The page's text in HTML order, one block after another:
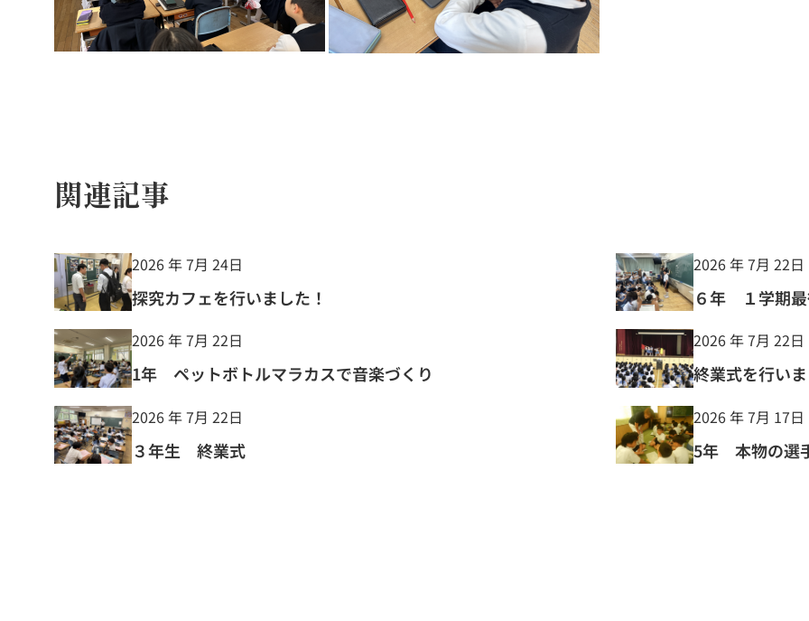
関連記事
2026 年 7月 24日
探究カフェを行いました！
2026 年 7月 22日
６年 １学期最
2026 年 7月 22日
1年 ペットボトルマラカスで音楽づくり
2026 年 7月 22日
終業式を行い
2026 年 7月 22日
３年生 終業式
2026 年 7月 17日
5年 本物の選